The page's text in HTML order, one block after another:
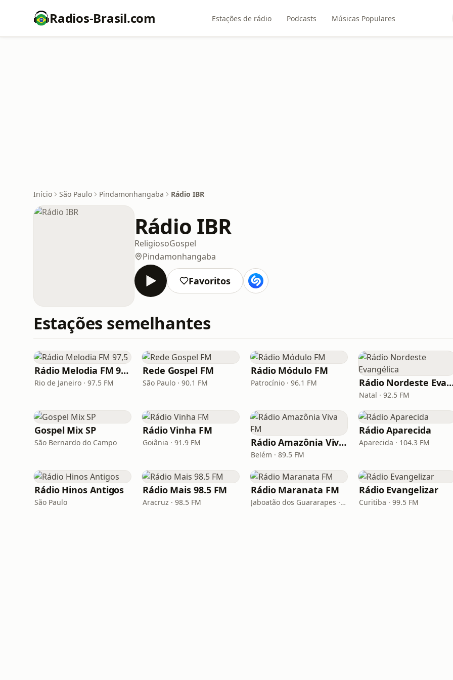
Radios-Brasil.com Estações de rádio Podcasts Músicas Populares
Início São Paulo Pindamonhangaba Rádio IBR
Rádio IBR
ReligiosoGospel
Pindamonhangaba
Favoritos
Estações semelhantes
Rádio Melodia FM 97,5
Rio de Janeiro · 97.5 FM
Rede Gospel FM
São Paulo · 90.1 FM
Rádio Módulo FM
Patrocínio · 96.1 FM Rádio
Natal · 92.5 FM
Gospel Mix SP
São Bernardo do Campo
Rádio Vinha FM
Goiânia · 91.9 FM Rádio Amazônia Viva FM
Belém · 89.5 FM
Rádio Aparecida
Aparecida · 104.3 FM
Rádio Hinos Antigos
São Paulo
Rádio Mais 98.5 FM
Aracruz · 98.5 FM
Rádio Maranata FM
Jaboatão dos Guararapes · 103.9 FM
Rádio Evangelizar
Curitiba · 99.5 FM